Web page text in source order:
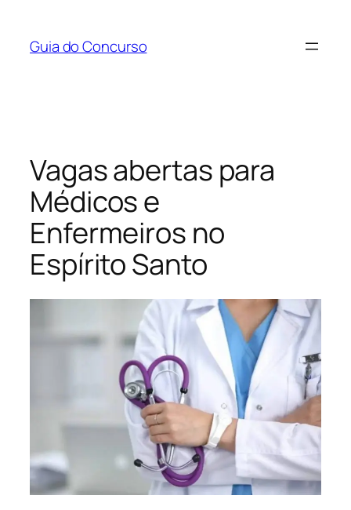
Guia do Concurso
Vagas abertas para
Médicos e
Enfermeiros no
Espírito Santo